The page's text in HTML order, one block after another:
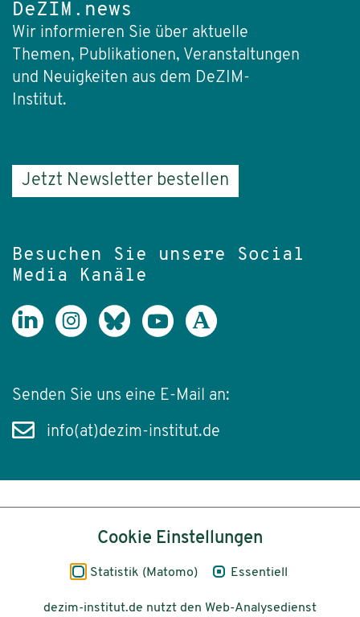
DeZIM.news
Wir informieren Sie über aktuelle
Themen, Publikationen, Veranstaltungen
und Neuigkeiten aus dem DeZIM-
Institut.
Jetzt Newsletter bestellen
Besuchen Sie unsere Social
Media Kanäle
Senden Sie uns eine E-Mail an:
info(at)dezim-institut.de
Impressum
Datenschutz
Cookie Einstellungen
Statistik (Matomo) Essentiell
dezim-institut.de nutzt den Web-Analysedienst